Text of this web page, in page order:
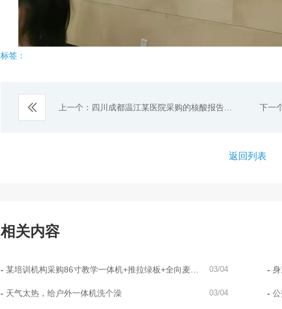
标签：
上一个：四川成都温江某医院采购的核酸报告自 下一
返回列表
相关内容
某培训机构采购86寸教学一体机+推拉绿板+全向麦克
风+音响
03/04
天气太热，给户外一体机洗个澡 03/04